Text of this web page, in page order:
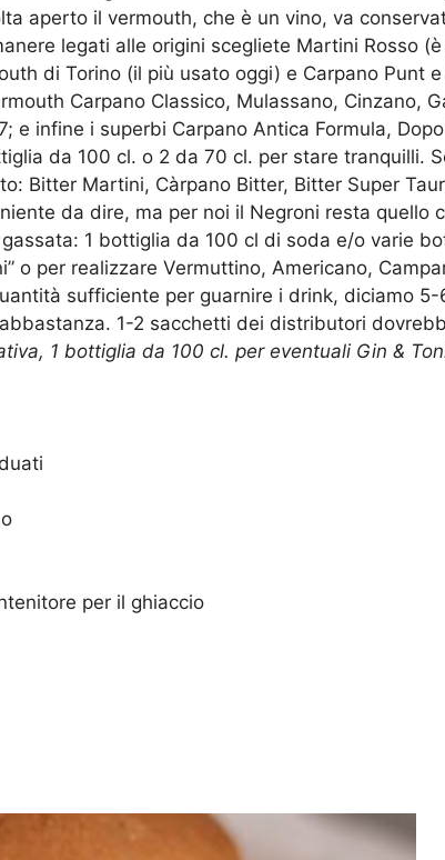
aperto il vermouth, che è un vino, va
legati alle origini scegliete Martini Rosso
di Torino (il più usato oggi) e Carpano Punt
Carpano Classico, Mulassano, Cinzano,
e infine i superbi Carpano Antica Formula,
da 100 cl. o 2 da 70 cl. per stare tranquilli.
Bitter Martini, Càrpano Bitter, Bitter Super
da dire, ma per noi il Negroni resta quello
1 bottiglia da 100 cl di soda e/o varie
o per realizzare Vermuttino, Americano,
sufficiente per guarnire i drink, diciamo
1-2 sacchetti dei distributori
1 bottiglia da 100 cl. per eventuali Gin &
per il ghiaccio